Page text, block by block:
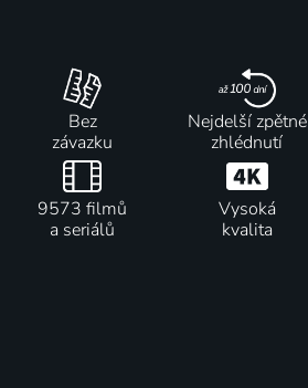
Bez
závazku
Nejdelší zpětné
zhlédnutí
9573 filmů
a seriálů
Vysoká
kvalita